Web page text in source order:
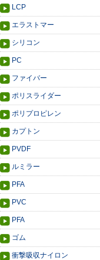
LCP
エラストマー
シリコン
PC
ファイバー
ポリスライダー
ポリプロピレン
カプトン
PVDF
ルミラー
PFA
PVC
PFA
ゴム
衝撃吸収ナイロン